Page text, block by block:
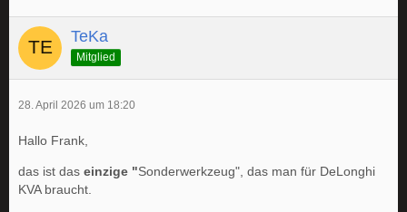
TeKa
Mitglied
28. April 2026 um 18:20
Hallo Frank,
das ist das einzige "Sonderwerkzeug", das man für DeLonghi
KVA braucht.